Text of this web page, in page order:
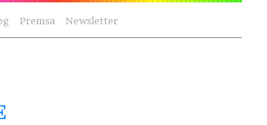
Premsa Newsletter